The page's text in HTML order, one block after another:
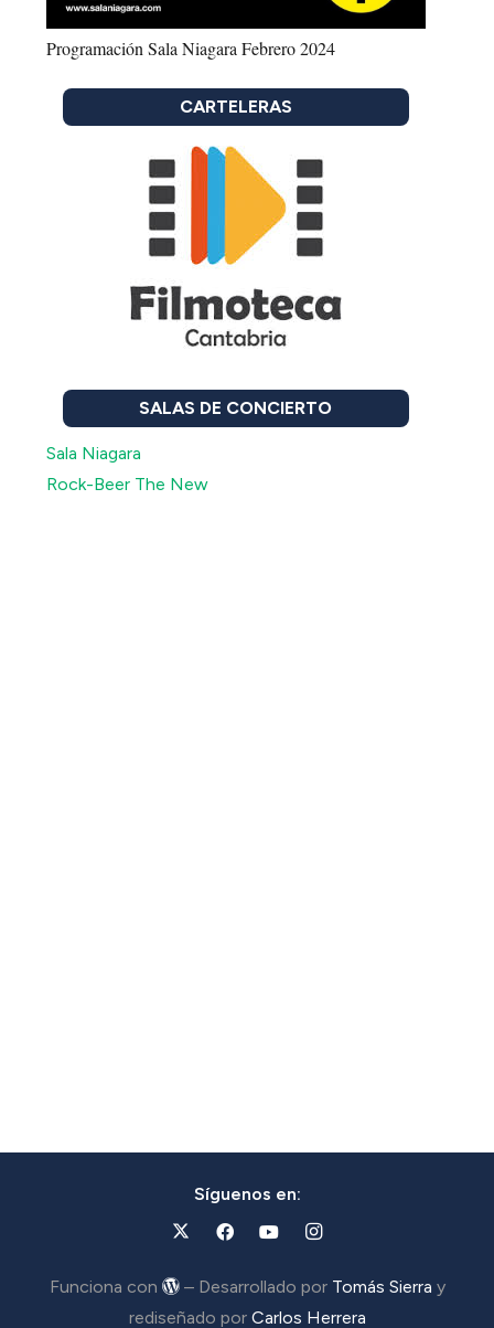
Programación Sala Niagara Febrero 2024
CARTELERAS
SALAS DE CONCIERTO
Sala Niagara
Rock-Beer The New
Síguenos en:
Funciona con – Desarrollado por Tomás Sierra y
rediseñado por Carlos Herrera